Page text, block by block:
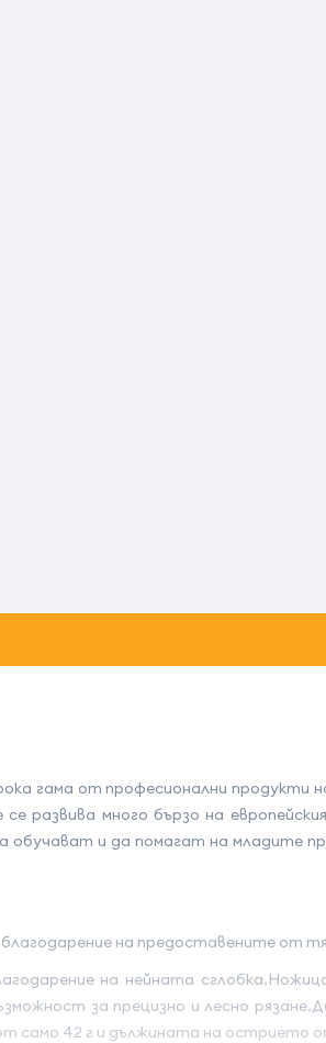
гама от професионални продукти
много бързо на
и да помагат на младите
на предоставените от
на нейната
за прецизно и лесно
само 42 г и дължината на острието